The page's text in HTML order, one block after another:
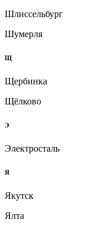
Шлиссельбург
Шумерля
Щ
Щербинка
Щёлково
Э
Электросталь
Я
Якутск
Ялта